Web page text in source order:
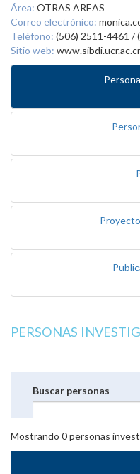
Área: OTRAS AREAS
Correo electrónico:
Teléfono: (506) 2511-4461 /
Sitio web: www.sibdi.ucr.ac.cr
PERSONAS
Buscar personas
Mostrando 0personas